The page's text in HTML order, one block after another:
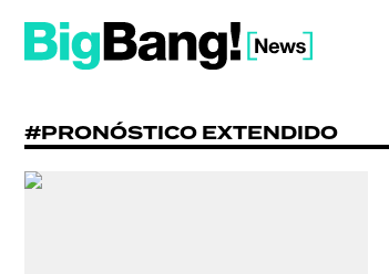
#PRONÓSTICO EXTENDIDO